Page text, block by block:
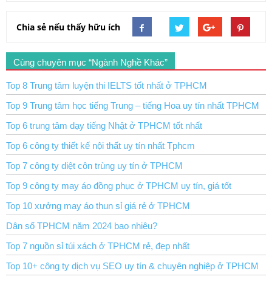
Chia sẻ nếu thấy hữu ích
Cùng chuyên mục “Ngành Nghề Khác”
Top 8 Trung tâm luyện thi IELTS tốt nhất ở TPHCM
Top 9 Trung tâm học tiếng Trung – tiếng Hoa uy tín nhất TPHCM
Top 6 trung tâm dạy tiếng Nhật ở TPHCM tốt nhất
Top 6 công ty thiết kế nội thất uy tín nhất Tphcm
Top 7 công ty diệt côn trùng uy tín ở TPHCM
Top 9 công ty may áo đồng phục ở TPHCM uy tín, giá tốt
Top 10 xưởng may áo thun sỉ giá rẻ ở TPHCM
Dân số TPHCM năm 2024 bao nhiêu?
Top 7 nguồn sỉ túi xách ở TPHCM rẻ, đẹp nhất
Top 10+ công ty dịch vụ SEO uy tín & chuyên nghiệp ở TPHCM